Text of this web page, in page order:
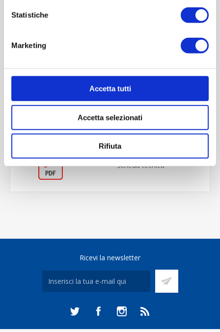
Statistiche
Marketing
Accetta tutti
Accetta selezionati
Rifiuta
OVERVIEW
REVIEWS
CONTACT US
Scheda tecnica
Ricevi la newsletter